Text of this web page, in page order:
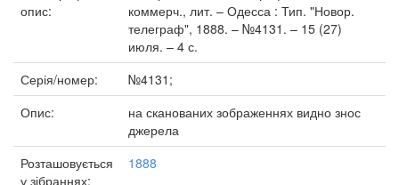
опис:
коммерч., лит. – Одесса : Тип. "Новор.
телеграф", 1888. – №4131. – 15 (27)
июля. – 4 с.
Серія/номер:
№4131;
Опис:
на сканованих зображеннях видно знос
джерела
Розташовується
у зібраннях:
1888